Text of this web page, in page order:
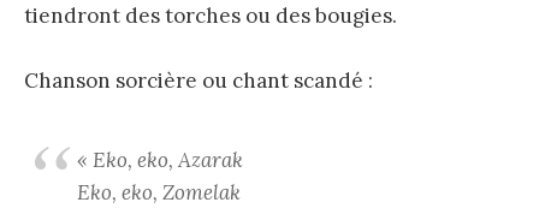
tiendront des torches ou des bougies.
Chanson sorcière ou chant scandé :
« Eko, eko, Azarak
Eko, eko, Zomelak